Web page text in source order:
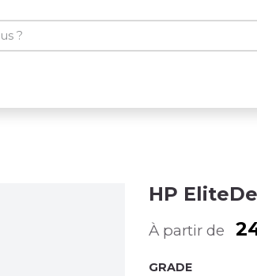
HP
À partir de
GRADE